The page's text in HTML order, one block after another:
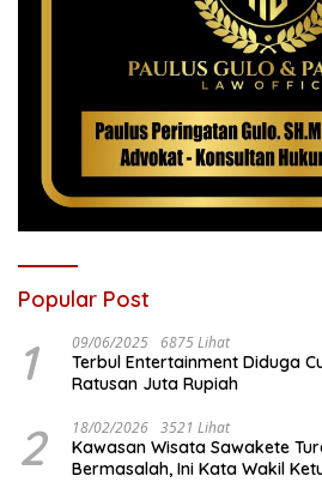
Popular Post
1 09/06/2025 6875 Lihat
Terbul Entertainment Diduga
Ratusan Juta Rupiah
2 18/02/2026 3521 Lihat
Kawasan Wisata Sawakete
Bermasalah, Ini Kata Wakil